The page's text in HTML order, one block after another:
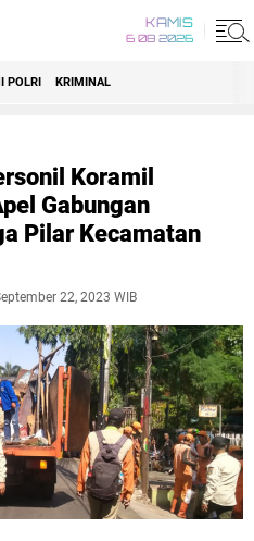
KAMIS
6 08 2026
POLRI KRIMINAL
Koramil
Gabungan
Pilar Kecamatan
22, 2023 WIB